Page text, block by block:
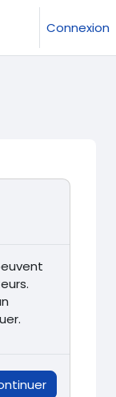
Connexion